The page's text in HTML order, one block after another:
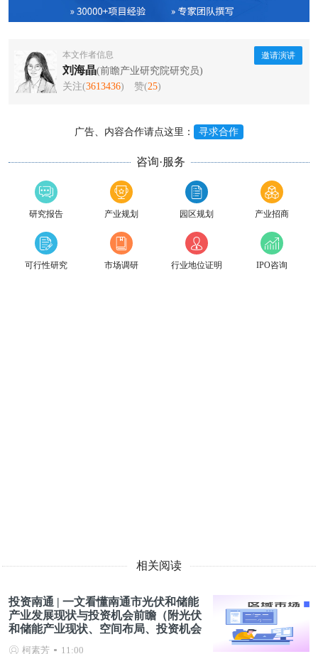
本文作者信息
刘海晶(前瞻产业研究院研究员)
关注(3613436) 赞(25)
邀请演讲
广告、内容合作请点这里： 寻求合作
咨询·服务
研究报告 产业规划 园区规划 产业招商
可行性研究 市场调研 行业地位证明 IPO咨询
相关阅读
投资南通 | 一文看懂南通市光伏和储能
产业发展现状与投资机会前瞻（附光伏
和储能产业现状、空间布局、投资机会
柯素芳 11:00